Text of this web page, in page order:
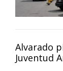
Alvarado
Juventud